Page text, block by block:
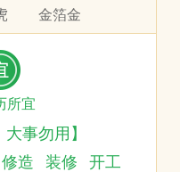
金箔金
所宜
大事勿用】
修造 装修
开工